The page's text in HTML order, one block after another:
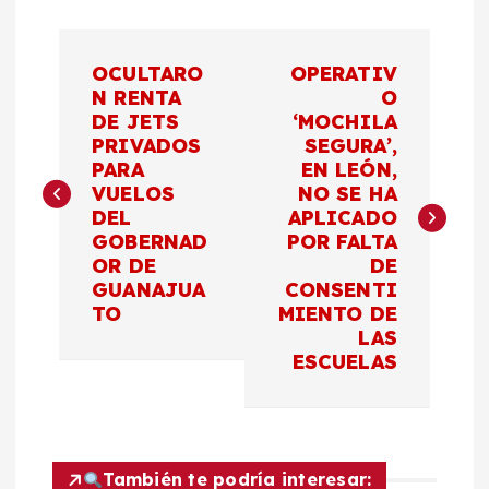
e
OCULTARO
N RENTA
DE JETS
PRIVADOS
PARA
VUELOS
DEL
GOBERNAD
OR DE
GUANAJUA
TO
OPERATIV
O
‘MOCHILA
SEGURA’,
EN LEÓN,
NO SE HA
APLICADO
POR FALTA
DE
CONSENTI
MIENTO DE
LAS
ESCUELAS
También te podría interesar: